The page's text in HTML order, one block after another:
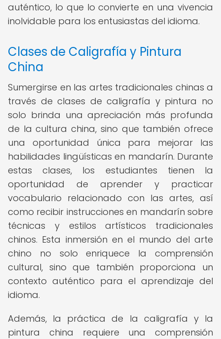
auténtico, lo que lo convierte en una vivencia
inolvidable para los entusiastas del idioma.
Clases de Caligrafía y Pintura
China
Sumergirse en las artes tradicionales chinas a
través de clases de caligrafía y pintura no
solo brinda una apreciación más profunda
de la cultura china, sino que también ofrece
una oportunidad única para mejorar las
habilidades lingüísticas en mandarín. Durante
estas clases, los estudiantes tienen la
oportunidad de aprender y practicar
vocabulario relacionado con las artes, así
como recibir instrucciones en mandarín sobre
técnicas y estilos artísticos tradicionales
chinos. Esta inmersión en el mundo del arte
chino no solo enriquece la comprensión
cultural, sino que también proporciona un
contexto auténtico para el aprendizaje del
idioma.
Además, la práctica de la caligrafía y la
pintura china requiere una comprensión